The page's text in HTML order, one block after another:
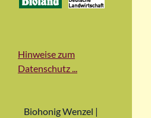
Hinweise zum
Datenschutz ...
Biohonig Wenzel |